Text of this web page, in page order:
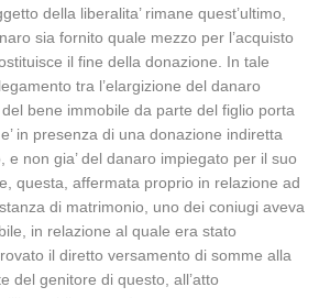
della liberalita’ rimane quest’ultimo,
sia fornito quale mezzo per l’acquisto
il fine della donazione. In tale
tra l’elargizione del danaro
del bene immobile da parte del figlio porta
in presenza di una donazione indiretta
e non gia’ del danaro impiegato per il suo
questa, affermata proprio in relazione ad
di matrimonio, uno dei coniugi aveva
in relazione al quale era stato
il diretto versamento di somme alla
del genitore di questo, all’atto